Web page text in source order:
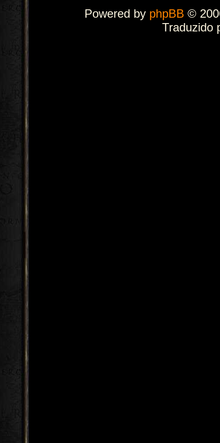
Powered by phpBB ©
Traduzido